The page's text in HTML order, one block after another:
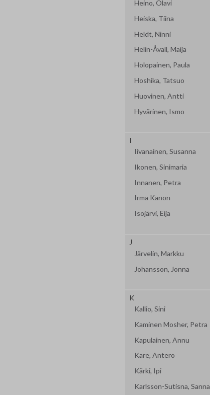
Heino, Olavi
Heiska, Tiina
Heldt, Ninni
Helin-Åvall, Maija
Holopainen, Paula
Hoshika, Tatsuo
Huovinen, Antti
Hyvärinen, Ismo
I
Iivanainen, Susanna
Ikonen, Sinimaria
Innanen, Petra
Irma Kanon
Isojärvi, Eija
J
Järvelin, Markku
Johansson, Jonna
K
Kallio, Sini
Kaminen Mosher, Petra
Kapulainen, Annu
Kare, Antero
Kärki, Ipi
Karlsson-Sutisna, Sanna